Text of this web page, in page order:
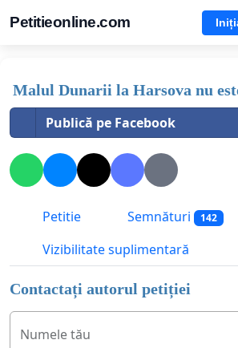
Petitieonline.com
Malul Dunarii la Harsova nu
Publică pe Facebook
Petitie Semnături 142
Vizibilitate suplimentară
Contactați autorul petiției
Numele tău